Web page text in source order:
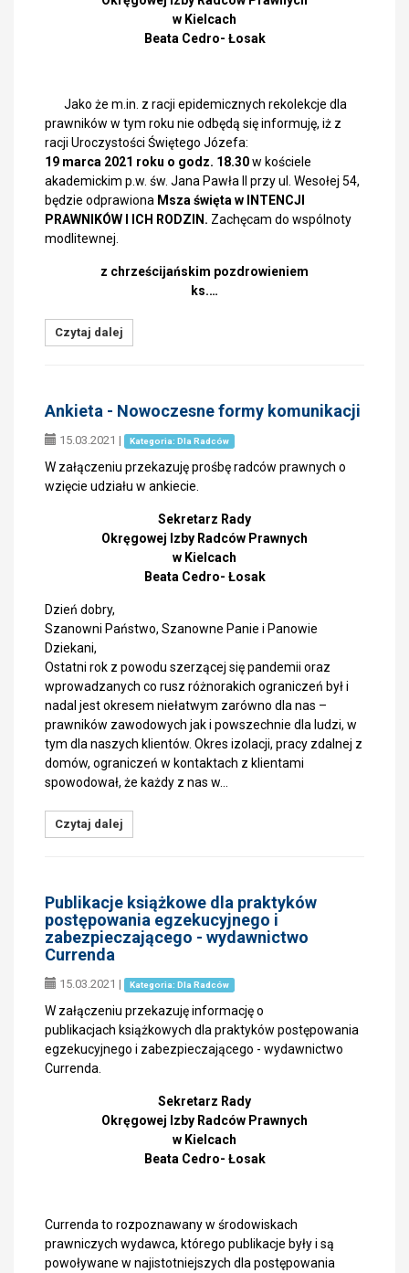
w Kielcach
Beata Cedro- Łosak
Jako że m.in. z racji epidemicznych rekolekcje dla
prawników w tym roku nie odbędą się informuję, iż z
racji Uroczystości Świętego Józefa:
19 marca 2021 roku o godz. 18.30w kościele
akademickim p.w. św. Jana Pawła II przy ul. Wesołej 54,
będzie odprawiona Msza święta w INTENCJI
PRAWNIKÓW I ICH RODZIN. Zachęcam do wspólnoty
modlitewnej.
z chrześcijańskim pozdrowieniem
ks.…
Czytaj dalej
Ankieta - Nowoczesne formy komunikacji
15.03.2021 | Kategoria: Dla Radców
W załączeniu przekazuję prośbę radców prawnych o
wzięcie udziału w ankiecie.
Sekretarz Rady
Okręgowej Izby Radców Prawnych
w Kielcach
Beata Cedro- Łosak
Dzień dobry,
Szanowni Państwo, Szanowne Panie i Panowie
Dziekani,
Ostatni rok z powodu szerzącej się pandemii oraz
wprowadzanych co rusz różnorakich ograniczeń był i
nadal jest okresem niełatwym zarówno dla nas –
prawników zawodowych jak i powszechnie dla ludzi, w
tym dla naszych klientów. Okres izolacji, pracy zdalnej z
domów, ograniczeń w kontaktach z klientami
spowodował, że każdy z nas w…
Czytaj dalej
Publikacje książkowe dla praktyków
postępowania egzekucyjnego i
zabezpieczającego - wydawnictwo
Currenda
15.03.2021 | Kategoria: Dla Radców
W załączeniu przekazuję informację o
publikacjach książkowych dla praktyków postępowania
egzekucyjnego i zabezpieczającego - wydawnictwo
Currenda.
Sekretarz Rady
Okręgowej Izby Radców Prawnych
w Kielcach
Beata Cedro- Łosak
Currenda to rozpoznawany w środowiskach
prawniczych wydawca, którego publikacje były i są
powoływane w najistotniejszych dla postępowania